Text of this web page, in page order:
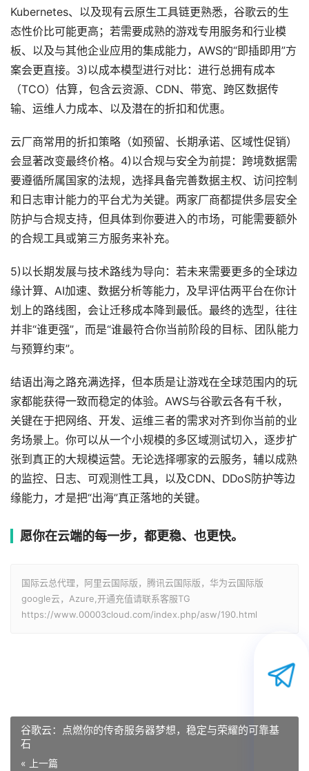
Kubernetes、以及现有云原生工具链更熟悉，谷歌云的生
态性价比可能更高；若需要成熟的游戏专用服务和行业模
板、以及与其他企业应用的集成能力，AWS的“即插即用”方
案会更直接。3)以成本模型进行对比：进行总拥有成本
（TCO）估算，包含云资源、CDN、带宽、跨区数据传
输、运维人力成本、以及潜在的折扣和优惠。
云厂商常用的折扣策略（如预留、长期承诺、区域性促销）
会显著改变最终价格。4)以合规与安全为前提：跨境数据需
要遵循所属国家的法规，选择具备完善数据主权、访问控制
和日志审计能力的平台尤为关键。两家厂商都提供多层安全
防护与合规支持，但具体到你要进入的市场，可能需要额外
的合规工具或第三方服务来补充。
5)以长期发展与技术路线为导向：若未来需要更多的全球边
缘计算、AI加速、数据分析等能力，及早评估两平台在你计
划上的路线图，会让迁移成本降到最低。最终的选型，往往
并非“谁更强”，而是“谁最符合你当前阶段的目标、团队能力
与预算约束”。
结语出海之路充满选择，但本质是让游戏在全球范围内的玩
家都能获得一致而稳定的体验。AWS与谷歌云各有千秋，
关键在于把网络、开发、运维三者的需求对齐到你当前的业
务场景上。你可以从一个小规模的多区域测试切入，逐步扩
张到真正的大规模运营。无论选择哪家的云服务，辅以成熟
的监控、日志、可观测性工具，以及CDN、DDoS防护等边
缘能力，才是把“出海”真正落地的关键。
愿你在云端的每一步，都更稳、也更快。
国际云总代理，阿里云国际版，腾讯云国际版，华为云国际版
google云，Azure,开通充值请联系客服TG
https://www.00003cloud.com/index.php/asw/190.html
谷歌云：点燃你的传奇服务器梦想，稳定与荣耀的可靠基
石
« 上一篇